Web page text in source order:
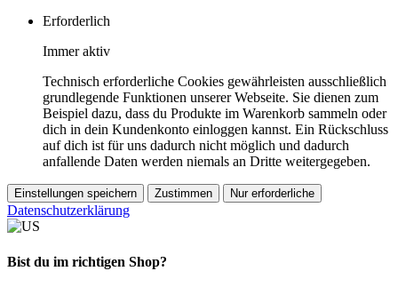
Erforderlich
Immer aktiv
Technisch erforderliche Cookies gewährleisten ausschließlich
grundlegende Funktionen unserer Webseite. Sie dienen zum
Beispiel dazu, dass du Produkte im Warenkorb sammeln oder
dich in dein Kundenkonto einloggen kannst. Ein Rückschluss
auf dich ist für uns dadurch nicht möglich und dadurch
anfallende Daten werden niemals an Dritte weitergegeben.
Einstellungen speichern Zustimmen Nur erforderliche
Datenschutzerklärung
Bist du im richtigen Shop?